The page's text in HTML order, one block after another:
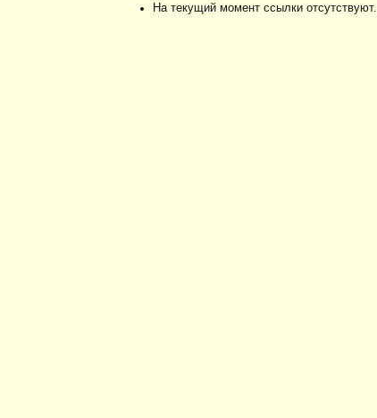
На текущий момент ссылки отсутствуют.